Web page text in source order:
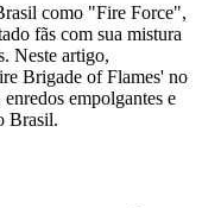
como "Fire Force",
fãs com sua mistura
Neste artigo,
Brigade of Flames' no
empolgantes e
Brasil.